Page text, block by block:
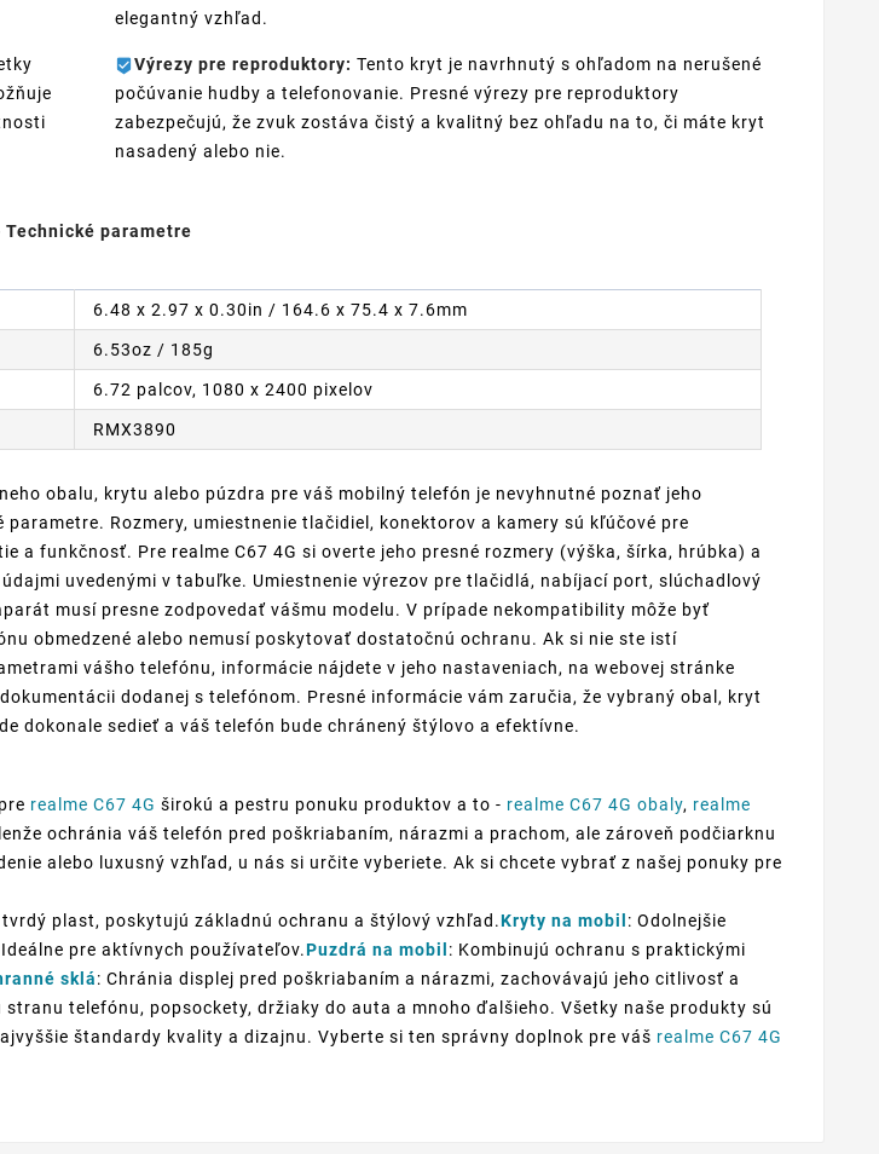
elegantný vzhľad.
Výrezy pre reproduktory: Tento kryt je navrhnutý s ohľadom na nerušené
počúvanie hudby a telefonovanie. Presné výrezy pre reproduktory
zabezpečujú, že zvuk zostáva čistý a kvalitný bez ohľadu na to, či máte kryt
nasadený alebo nie.
Technické parametre
6.48 x 2.97 x 0.30in / 164.6 x 75.4 x 7.6mm
6.53oz / 185g
6.72 palcov, 1080 x 2400 pixelov
RMX3890
obalu, krytu alebo púzdra pre váš mobilný telefón je nevyhnutné poznať jeho
parametre. Rozmery, umiestnenie tlačidiel, konektorov a kamery sú kľúčové pre
a funkčnosť. Pre realme C67 4G si overte jeho presné rozmery (výška, šírka, hrúbka) a
uvedenými v tabuľke. Umiestnenie výrezov pre tlačidlá, nabíjací port, slúchadlový
musí presne zodpovedať vášmu modelu. V prípade nekompatibility môže byť
obmedzené alebo nemusí poskytovať dostatočnú ochranu. Ak si nie ste istí
vášho telefónu, informácie nájdete v jeho nastaveniach, na webovej stránke
dodanej s telefónom. Presné informácie vám zaručia, že vybraný obal, kryt
dokonale sedieť a váš telefón bude chránený štýlovo a efektívne.
realme C67 4G širokú a pestru ponuku produktov a to - realme C67 4G obaly, realme
ochránia váš telefón pred poškriabaním, nárazmi a prachom, ale zároveň podčiarknu
alebo luxusný vzhľad, u nás si určite vyberiete. Ak si chcete vybrať z našej ponuky pre
plast, poskytujú základnú ochranu a štýlový vzhľad.Kryty na mobil : Odolnejšie
pre aktívnych používateľov.Puzdrá na mobil : Kombinujú ochranu s praktickými
sklá: Chránia displej pred poškriabaním a nárazmi, zachovávajú jeho citlivosť a
telefónu, popsockety, držiaky do auta a mnoho ďalšieho. Všetky naše produkty sú
štandardy kvality a dizajnu. Vyberte si ten správny doplnok pre váš realme C67 4G